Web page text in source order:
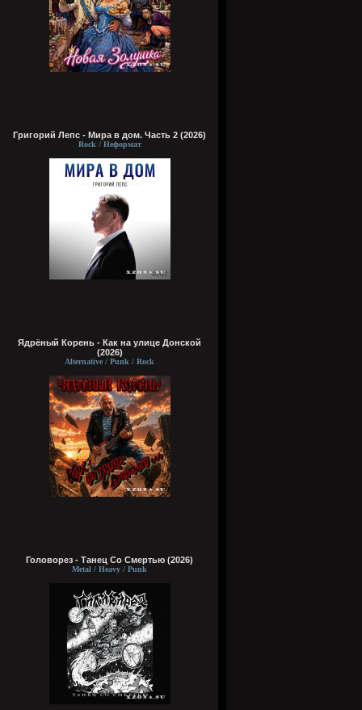
Григорий Лепс - Мира в дом. Часть 2 (2026)
Rock / Неформат
Ядрёный Корень - Как на улице Донской
(2026)
Alternative / Punk / Rock
Головорез - Tанец Со Смертью (2026)
Metal / Heavy / Punk